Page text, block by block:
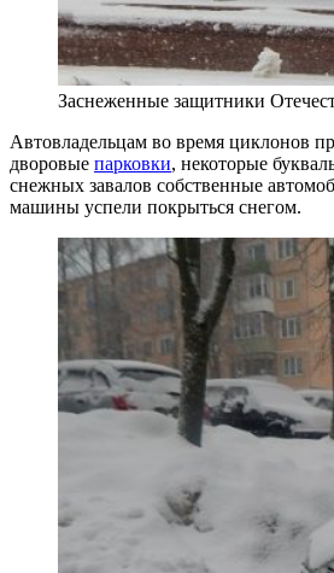
Заснеженные защитники
Автовладельцам во время циклонов
дворовые парковки, некоторые
снежных завалов собственные
машины успели покрыться снегом.